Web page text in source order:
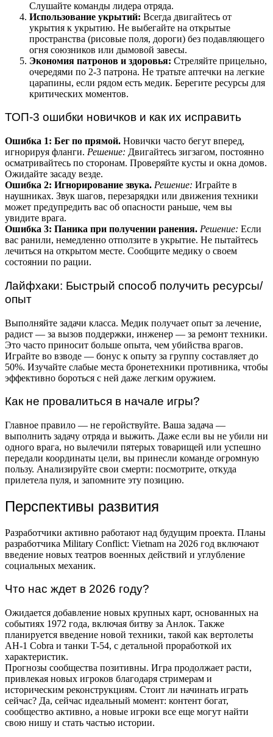
Слушайте команды лидера отряда.
Использование укрытий: Всегда двигайтесь от
укрытия к укрытию. Не выбегайте на открытые
пространства (рисовые поля, дороги) без подавляющего
огня союзников или дымовой завесы.
Экономия патронов и здоровья: Стреляйте прицельно,
очередями по 2-3 патрона. Не тратьте аптечки на легкие
царапины, если рядом есть медик. Берегите ресурсы для
критических моментов.
ТОП-3 ошибки новичков и как их исправить
Ошибка 1: Бег по прямой. Новички часто бегут вперед,
игнорируя фланги. Решение: Двигайтесь зигзагом, постоянно
осматривайтесь по сторонам. Проверяйте кусты и окна домов.
Ожидайте засаду везде.
Ошибка 2: Игнорирование звука. Решение: Играйте в
наушниках. Звук шагов, перезарядки или движения техники
может предупредить вас об опасности раньше, чем вы
увидите врага.
Ошибка 3: Паника при получении ранения. Решение: Если
вас ранили, немедленно отползите в укрытие. Не пытайтесь
лечиться на открытом месте. Сообщите медику о своем
состоянии по рации.
Лайфхаки: Быстрый способ получить ресурсы/
опыт
Выполняйте задачи класса. Медик получает опыт за лечение,
радист — за вызов поддержки, инженер — за ремонт техники.
Это часто приносит больше опыта, чем убийства врагов.
Играйте во взводе — бонус к опыту за группу составляет до
50%. Изучайте слабые места бронетехники противника, чтобы
эффективно бороться с ней даже легким оружием.
Как не провалиться в начале игры?
Главное правило — не геройствуйте. Ваша задача —
выполнить задачу отряда и выжить. Даже если вы не убили ни
одного врага, но вылечили пятерых товарищей или успешно
передали координаты цели, вы принесли команде огромную
пользу. Анализируйте свои смерти: посмотрите, откуда
прилетела пуля, и запомните эту позицию.
Перспективы развития
Разработчики активно работают над будущим проекта. Планы
разработчика Military Conflict: Vietnam на 2026 год включают
введение новых театров военных действий и углубление
социальных механик.
Что нас ждет в 2026 году?
Ожидается добавление новых крупных карт, основанных на
событиях 1972 года, включая битву за Анлок. Также
планируется введение новой техники, такой как вертолеты
AH-1 Cobra и танки T-54, с детальной проработкой их
характеристик.
Прогнозы сообщества позитивны. Игра продолжает расти,
привлекая новых игроков благодаря стримерам и
историческим реконструкциям. Стоит ли начинать играть
сейчас? Да, сейчас идеальный момент: контент богат,
сообщество активно, а новые игроки все еще могут найти
свою нишу и стать частью истории.